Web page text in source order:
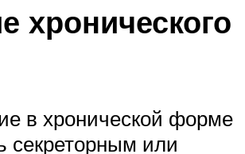
хронического
в хронической форме
секреторным или